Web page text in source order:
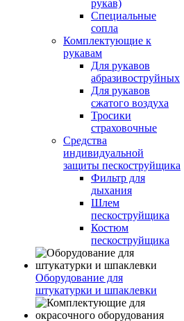
рукав)
Специальные
сопла
Комплектующие к
рукавам
Для рукавов
абразивоструйных
Для рукавов
сжатого воздуха
Тросики
страховочные
Средства
индивидуальной
защиты пескоструйщика
Фильтр для
дыхания
Шлем
пескоструйщика
Костюм
пескоструйщика
Оборудование для
штукатурки и шпаклевки